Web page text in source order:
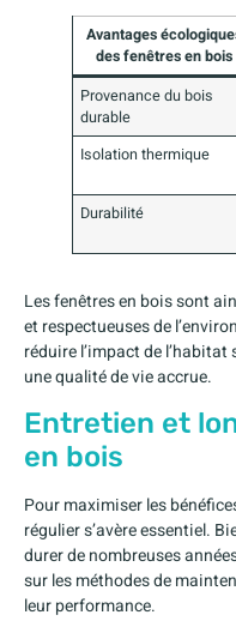
Avantages
des fenêtres en bois
Provenance du bois
durable
Isolation thermique
Durabilité
Les fenêtres en bois sont
et respectueuses de
réduire l’impact de
une qualité de vie accrue.
Entretien et
en bois
Pour maximiser les
régulier s’avère essentiel.
durer de nombreuses
sur les méthodes de
leur performance.